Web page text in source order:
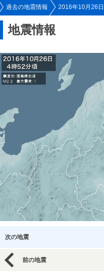
過去の地震情報 2016年10月26日
地震情報
次の地震
前の地震